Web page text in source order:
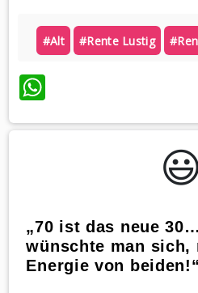
#alt #rente Lustig
WhatsApp
😃️
„70 ist das neue
wünschte man sich,
Energie von beiden!“